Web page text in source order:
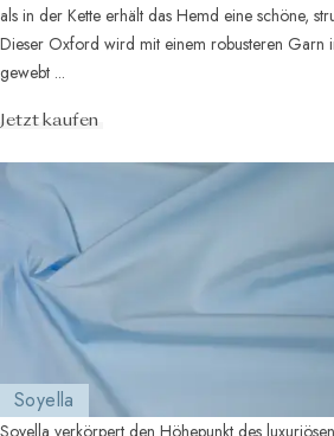
als in der Kette erhält das Hemd eine schöne,
Dieser Oxford wird mit einem robusteren Garn
gewebt ...
Jetzt kaufen
Soyella